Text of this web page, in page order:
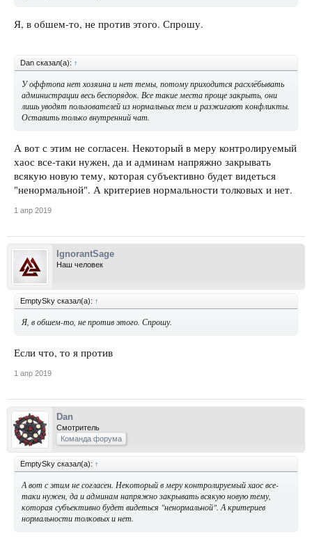
Я, в обшем-то, не против этого. Спрошу.
Dan сказал(а): ↑
У оффтопа нет хозяина и нет темы, потому приходится расхлёбывать
администрации весь беспорядок. Все такие места проще закрыть, они
лишь уводят пользователей из нормальных тем и разжигают конфликты.
Оставить только внутренний чат.
А вот с этим не согласен. Некоторый в меру контролируемый
хаос все-таки нужен, да и админам напряжно закрывать
всякую новую тему, которая субъективно будет видеться
"ненормальной". А критериев нормальности толковых и нет.
1 апр 2019
IgnorantSage
Наш человек
EmptySky сказал(а): ↑
Я, в обшем-то, не против этого. Спрошу.
Если что, то я против
1 апр 2019
Dan
Смотритель
Команда форума
EmptySky сказал(а): ↑
А вот с этим не согласен. Некоторый в меру контролируемый хаос все-
таки нужен, да и админам напряжно закрывать всякую новую тему,
которая субъективно будет видеться "ненормальной". А критериев
нормальности толковых и нет.